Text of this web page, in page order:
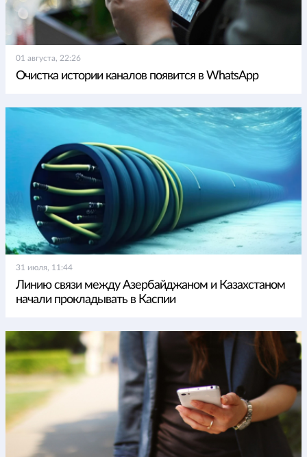
01 августа, 22:26
Очистка истории каналов появится в WhatsApp
31 июля, 11:44
Линию связи между Азербайджаном и Казахстаном
начали прокладывать в Каспии